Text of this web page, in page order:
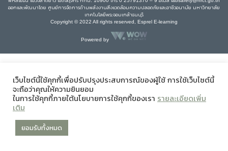
ออกและพัฒนาโดย ศูนย์การจัดการด้านพลังงานสิ่งแวดล้อมความปลอดภัยและอาชีวอนามัย มหาวิทยาลัย
เทคโนโลยีพระจอมเกล้าธนบุรี
Copyright © 2022 All rights reserved, Esprel E-learning
Powered by
เว็บไซต์นี้ใช้คุกกี้เพื่อปรับปรุงประสบการณ์ของผู้ใช้ การใช้เว็บไซต์นี้
จะถือว่าคุณให้ความยินยอม
ในการใช้คุกกี้ภายใต้นโยบายการใช้คุกกี้ของเรา รายละเอียดเพิ่ม
เติม
ยอมรับทั้งหมด